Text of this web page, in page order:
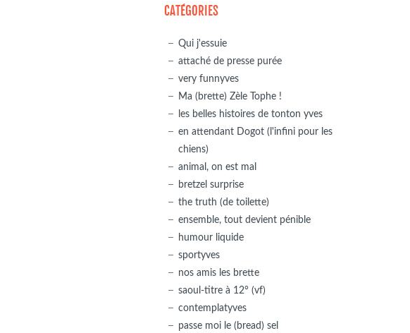
CATÉGORIES
Qui j'essuie
attaché de presse purée
very funnyves
Ma (brette) Zèle Tophe !
les belles histoires de tonton yves
en attendant Dogot (l'infini pour les
chiens)
animal, on est mal
bretzel surprise
the truth (de toilette)
ensemble, tout devient pénible
humour liquide
sportyves
nos amis les brette
saoul-titre à 12° (vf)
contemplatyves
passe moi le (bread) sel